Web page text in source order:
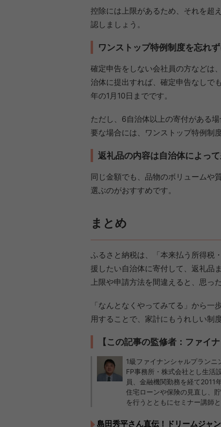
控除には上限があるため、それを超
認しましょう。
ワンストップ特例制度を忘れ
確定申告をしない会社員の方などは
治体に提出すれば、確定申告なしで
年の1月10日までです。
ただし、6自治体以上の寄付がある
要な場合には、ワンストップ特例制
返礼品の内容は自治体によっ
同じ金額でも、品物のボリュームや
選ぶのがおすすめです。
まとめ
ふるさと納税は、「本来払う所得税
援したい自治体に寄付して、返礼品
上限や申請方法を間違えると、思っ
「なんとなくやってみてる」から
用することで、家計にもうれしい制
【この記事の監修者：ファイ
1級ファイナンシャルプラン
FP事務所・株式会社とし生活
員、金融機関勤務を経て2011
住宅ローンや保険の見直し、
を行うとともにセミナー講師
島田秀平さん直伝！ドリームジャ